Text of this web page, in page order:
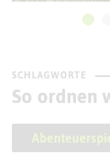
SCHLAGWORTE
So ordnen